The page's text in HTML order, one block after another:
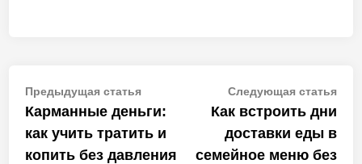
Навигация
по
записям
Предыдущая статьяПредыдущая
статья:
Карманные деньги:
как учить тратить и
копить без давления
Следующая статья
Как встроить дни
доставки еды в
семейное меню без